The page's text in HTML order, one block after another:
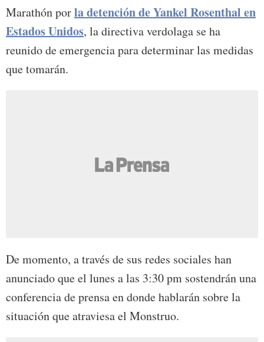
Marathón porla detención de Yankel Rosenthal en
Estados Unidos, la directiva verdolaga se ha
reunido de emergencia para determinar las medidas
que tomarán.
De momento, a través de sus redes sociales han
anunciado que el lunes a las 3:30 pm sostendrán una
conferencia de prensa en donde hablarán sobre la
situación que atraviesa el Monstruo.